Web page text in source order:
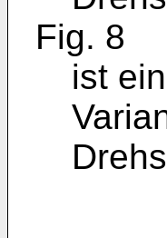
Fig. 8
ist